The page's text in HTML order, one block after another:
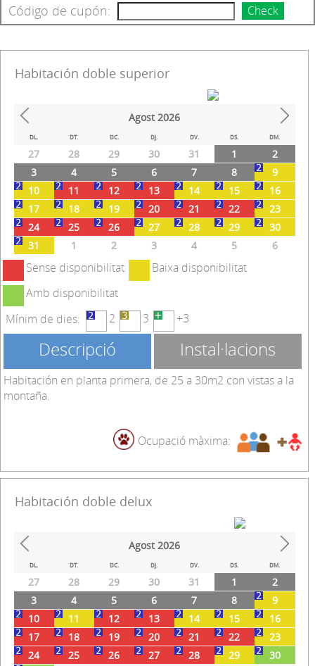
Código de cupón: Check
Habitación doble superior
Prev Next
Agost 2026
DL. DT. DC. DJ. DV. DS. DM.
27 28 29 30 31 1
2
3
4 5 6 7 8
9
10
11 12 13 14 15
16
17
18 19 20 21 22
23
24
25 26 27 28 29
30
31
1 2 3 4 5 6
Sense disponibilitat
Baixa disponibilitat
Amb disponibilitat
Mínim de dies:
2 3 +3
Descripció Instal·lacions
Habitación en planta primera, de 25 a 30m2 con vistas a la
montaña.
Ocupació màxima:
Habitación doble delux
Prev Next
Agost 2026
DL. DT. DC. DJ. DV. DS. DM.
27 28 29 30 31 1
2
3
4 5 6 7 8
9
10
11 12 13 14 15
16
17
18 19 20 21 22
23
24
25 26 27 28 29
30